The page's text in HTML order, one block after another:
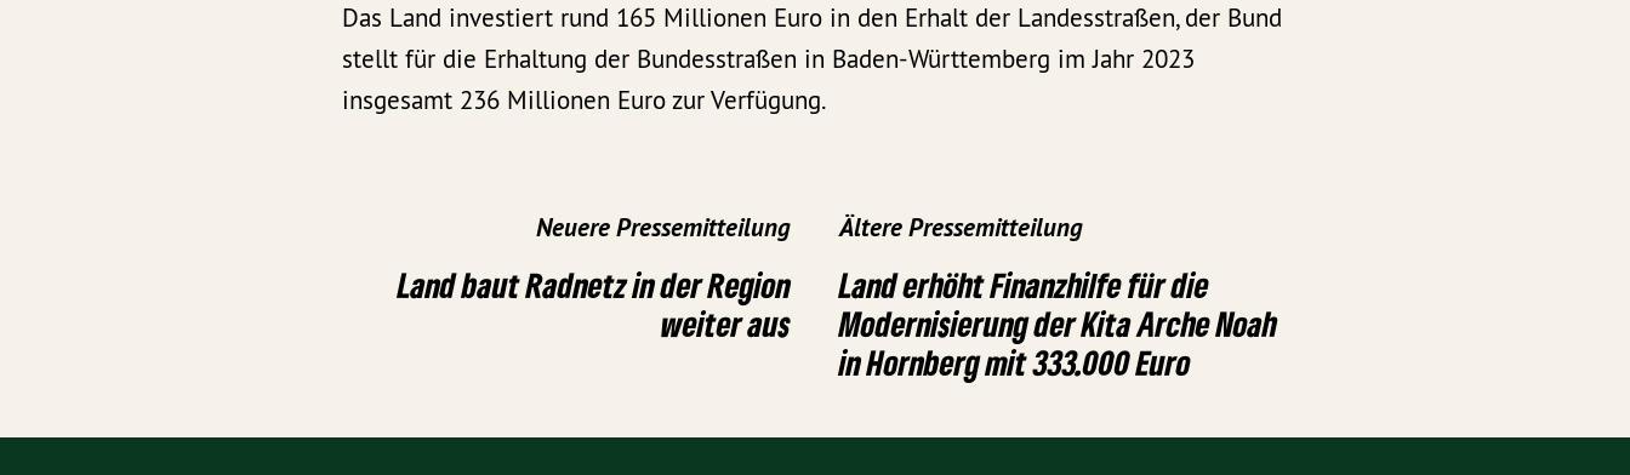
Das Land investiert rund 165 Millionen Euro in den Erhalt der Landesstraßen, der Bund
stellt für die Erhaltung der Bundesstraßen in Baden-Württemberg im Jahr 2023
insgesamt 236 Millionen Euro zur Verfügung.
Neuere Pressemitteilung
Land baut Radnetz in der Region
weiter aus
Ältere Pressemitteilung
Land erhöht Finanzhilfe für die
Modernisierung der Kita Arche Noah
in Hornberg mit 333.000 Euro